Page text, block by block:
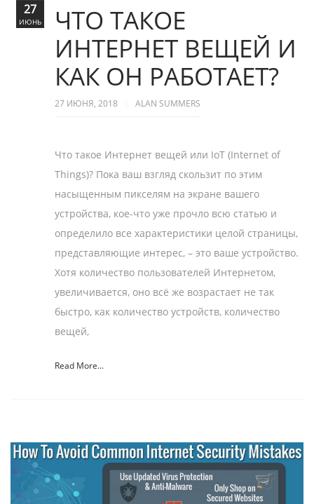
ЧТО ТАКОЕ
ИНТЕРНЕТ ВЕЩЕЙ И
КАК ОН РАБОТАЕТ?
27 ИЮНЯ, 2018 ALAN SUMMERS
Что такое Интернет вещей или IoT (Internet of
Things)? Пока ваш взгляд скользит по этим
насыщенным пикселям на экране вашего
устройства, кое-что уже прочло всю статью и
определило все характеристики целой страницы,
представляющие интерес, – это ваше устройство.
Хотя количество пользователей Интернетом,
увеличивается, оно всё же возрастает не так
быстро, как количество устройств, количество
вещей,
Read More...
27
ИЮНЬ